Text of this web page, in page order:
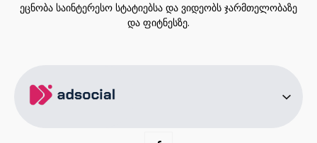
ეცნობა საინტერესო სტატიებსა და ვიდეობს ჯარმთელობაზე
და ფიტნესზე.